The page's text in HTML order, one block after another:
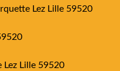
Lez Lille 59520
Lez Lille 59520